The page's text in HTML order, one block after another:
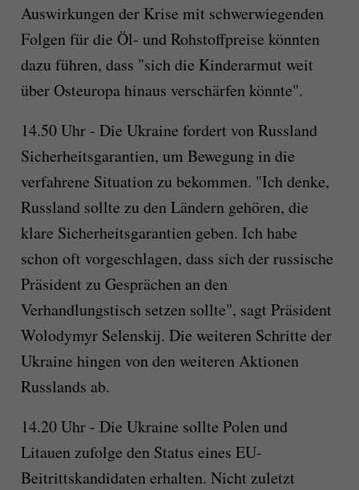
Auswirkungen der Krise mit schwerwiegenden
Folgen für die Öl- und Rohstoffpreise könnten
dazu führen, dass "sich die Kinderarmut weit
über Osteuropa hinaus verschärfen könnte".
14.50 Uhr - Die Ukraine fordert von Russland
Sicherheitsgarantien, um Bewegung in die
verfahrene Situation zu bekommen. "Ich denke,
Russland sollte zu den Ländern gehören, die
klare Sicherheitsgarantien geben. Ich habe
schon oft vorgeschlagen, dass sich der russische
Präsident zu Gesprächen an den
Verhandlungstisch setzen sollte", sagt Präsident
Wolodymyr Selenskij. Die weiteren Schritte der
Ukraine hingen von den weiteren Aktionen
Russlands ab.
14.20 Uhr - Die Ukraine sollte Polen und
Litauen zufolge den Status eines EU-
Beitrittskandidaten erhalten. Nicht zuletzt